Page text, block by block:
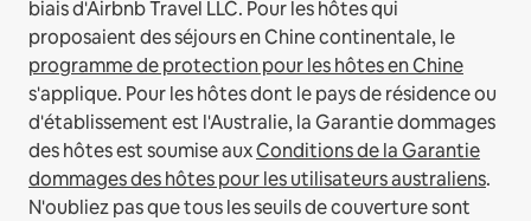
biais d'Airbnb Travel LLC. Pour les hôtes qui
proposaient des séjours en Chine continentale, le
programme de protection pour les hôtes en Chine
s'applique. Pour les hôtes dont le pays de résidence ou
d'établissement est l'Australie, la Garantie dommages
des hôtes est soumise auxConditions de la Garantie
dommages des hôtes pour les utilisateurs australiens.
N'oubliez pas que tous les seuils de couverture sont